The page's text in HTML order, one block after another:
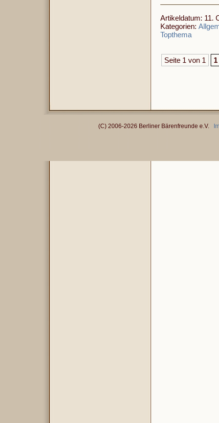
Artikeldatum: 11.
Kategorien:
Topthema
Seite 1 von 1 1
(C) 2006-2026 Berliner Bärenfreunde e.V.